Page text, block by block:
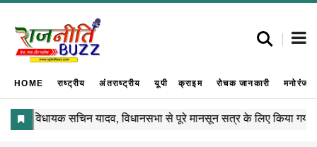
HOME राष्ट्रीय अंतराष्ट्रीय यूपी क्राइम रोचक जानकारी मनोरंजन